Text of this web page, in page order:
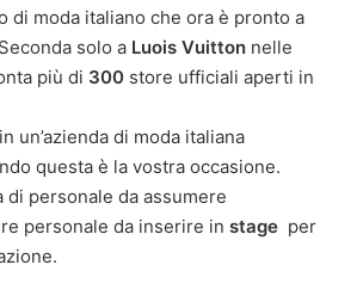
di moda italiano che ora è pronto a
solo a Luois Vuitton nelle
più di 300 store ufficiali aperti in
un’azienda di moda italiana
questa è la vostra occasione.
di personale da assumere
personale da inserire in stage per